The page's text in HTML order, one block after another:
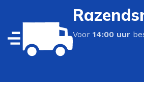
Voor 14:00 uur